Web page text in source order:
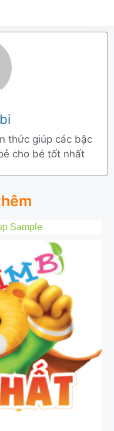
thức giúp các bậc
cho bé tốt nhất
Sample